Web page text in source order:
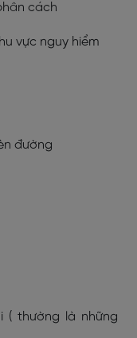
cách
vực nguy hiểm
đường
( thường là những